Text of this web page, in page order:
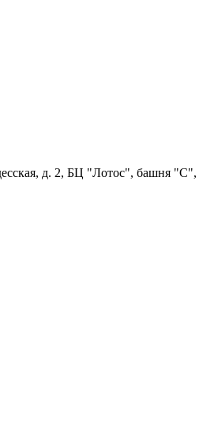
д. 2, БЦ "Лотос", башня "С",